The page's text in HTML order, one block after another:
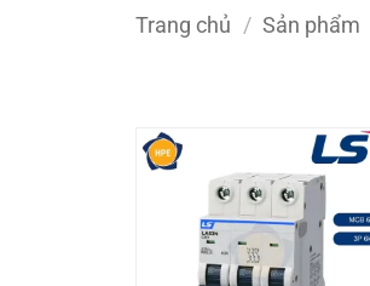
Trang chủ / Sản phẩm